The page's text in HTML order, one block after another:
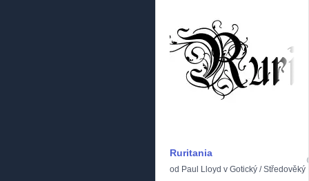
Ruritania
od Paul Lloyd v Gotický /Středověký